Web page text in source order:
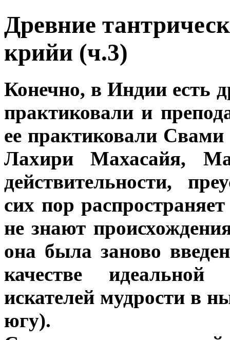
Древние
крийи (ч.3)
Конечно, в Индии есть
практиковали и
ее практиковали
Лахири Махасайя,
действительности,
сих пор
не знают
она была заново
качестве
искателей мудрости в
югу).